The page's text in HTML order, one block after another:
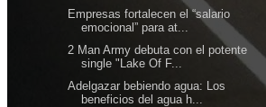
Empresas fortalecen el “salario
emocional” para at...
2 Man Army debuta con el potente
single "Lake Of F...
Adelgazar bebiendo agua: Los
beneficios del agua h...